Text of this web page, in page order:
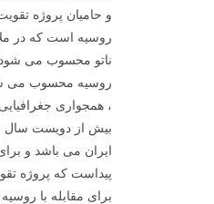
و حامیان پروژه
روسیه است که در
ناتو محسوب می شود
روسیه محسوب می
، همجواری
بیش از دویست سال
ایران می باشد و
پیداست که پروژه
برای مقابله با